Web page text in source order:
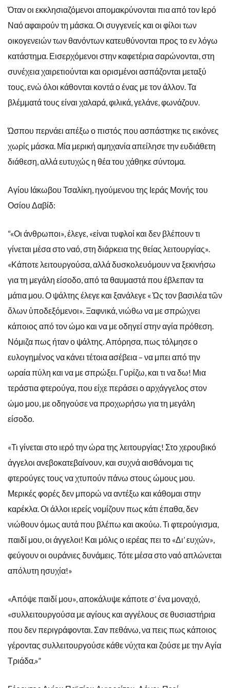
Όταν οι εκκλησιαζόμενοι απομακρύνονται πια από τον Ιερό
Ναό αφαιρούν τη μάσκα. Οι συγγενείς και οι φίλοι των
οικογενειών των θανόντων κατευθύνονται προς το εν λόγω
κατάστημα. Εισερχόμενοι στην καφετέρια σαρώνονται, στη
συνέχεια χαιρετιούνται και ορισμένοι ασπάζονται μεταξύ
τους, ενώ όλοι κάθονται κοντά ο ένας με τον άλλον. Τα
βλέμματά τους είναι χαλαρά, φιλικά, γελάνε, φωνάζουν.
Ώσπου περνάει απέξω ο πιστός που ασπάστηκε τις εικόνες
χωρίς μάσκα. Μία μερική αμηχανία απείλησε την ευδιάθετη
διάθεση, αλλά ευτυχώς η θέα του χάθηκε σύντομα.
Αγίου Ιάκωβου Τσαλίκη, ηγούμενου της Ιεράς Μονής του
Οσίου Δαβίδ:
“«Οι άνθρωποι», έλεγε, «είναι τυφλοί και δεν βλέπουν τι
γίνεται μέσα στο ναό, στη διάρκεια της θείας λειτουργίας».
«Κάποτε λειτουργούσα, αλλά δυσκολευόμουν να ξεκινήσω
για τη μεγάλη είσοδο, από τα θαυμαστά που έβλεπαν τα
μάτια μου. Ο ψάλτης έλεγε και ξανάλεγε « Ὡς τον βασιλέα τῶν
ὅλων ὑποδεξόμενοι». Ξαφνικά, νιώθω να με σπρώχνει
κάποιος από τον ώμο και να με οδηγεί στην αγία πρόθεση.
Νόμιζα πως ήταν ο ψάλτης. Απόρησα, πως τόλμησε ο
ευλογημένος να κάνει τέτοια ασέβεια – να μπει από την
ωραία πύλη και να με σπρώξει. Γυρίζω, και τι να δω! Μια
τεράστια φτερούγα, που είχε περάσει ο αρχάγγελος στον
ώμο μου, με οδηγούσε να προχωρήσω για τη μεγάλη
είσοδο.
«Τι γίνεται στο ιερό την ώρα της λειτουργίας! Στο χερουβικό
άγγελοι ανεβοκατεβαίνουν, και συχνά αισθάνομαι τις
φτερούγες τους να χτυπούν πάνω στους ώμους μου.
Μερικές φορές δεν μπορώ να αντέξω και κάθομαι στην
καρέκλα. Οι άλλοι ιερείς νομίζουν πως κάτι έπαθα, δεν
νιώθουν όμως αυτά που βλέπω και ακούω. Τι φτερούγισμα,
παιδί μου, οι άγγελοι! Και μόλις ο ιερέας πει το «Δι’ ευχών»,
φεύγουν οι ουράνιες δυνάμεις. Τότε μέσα στο ναό απλώνεται
απόλυτη ησυχία!»
«Απόψε παιδί μου», αποκάλυψε κάποτε σ’ ένα μοναχό,
«συλλειτουργούσα με αγίους και αγγέλους σε θυσιαστήρια
που δεν περιγράφονται. Σαν πεθάνω, να πεις πως κάποιος
γέροντας συλλειτουργούσε κάθε νύχτα και ζούσε με την Αγία
Τριάδα.»”